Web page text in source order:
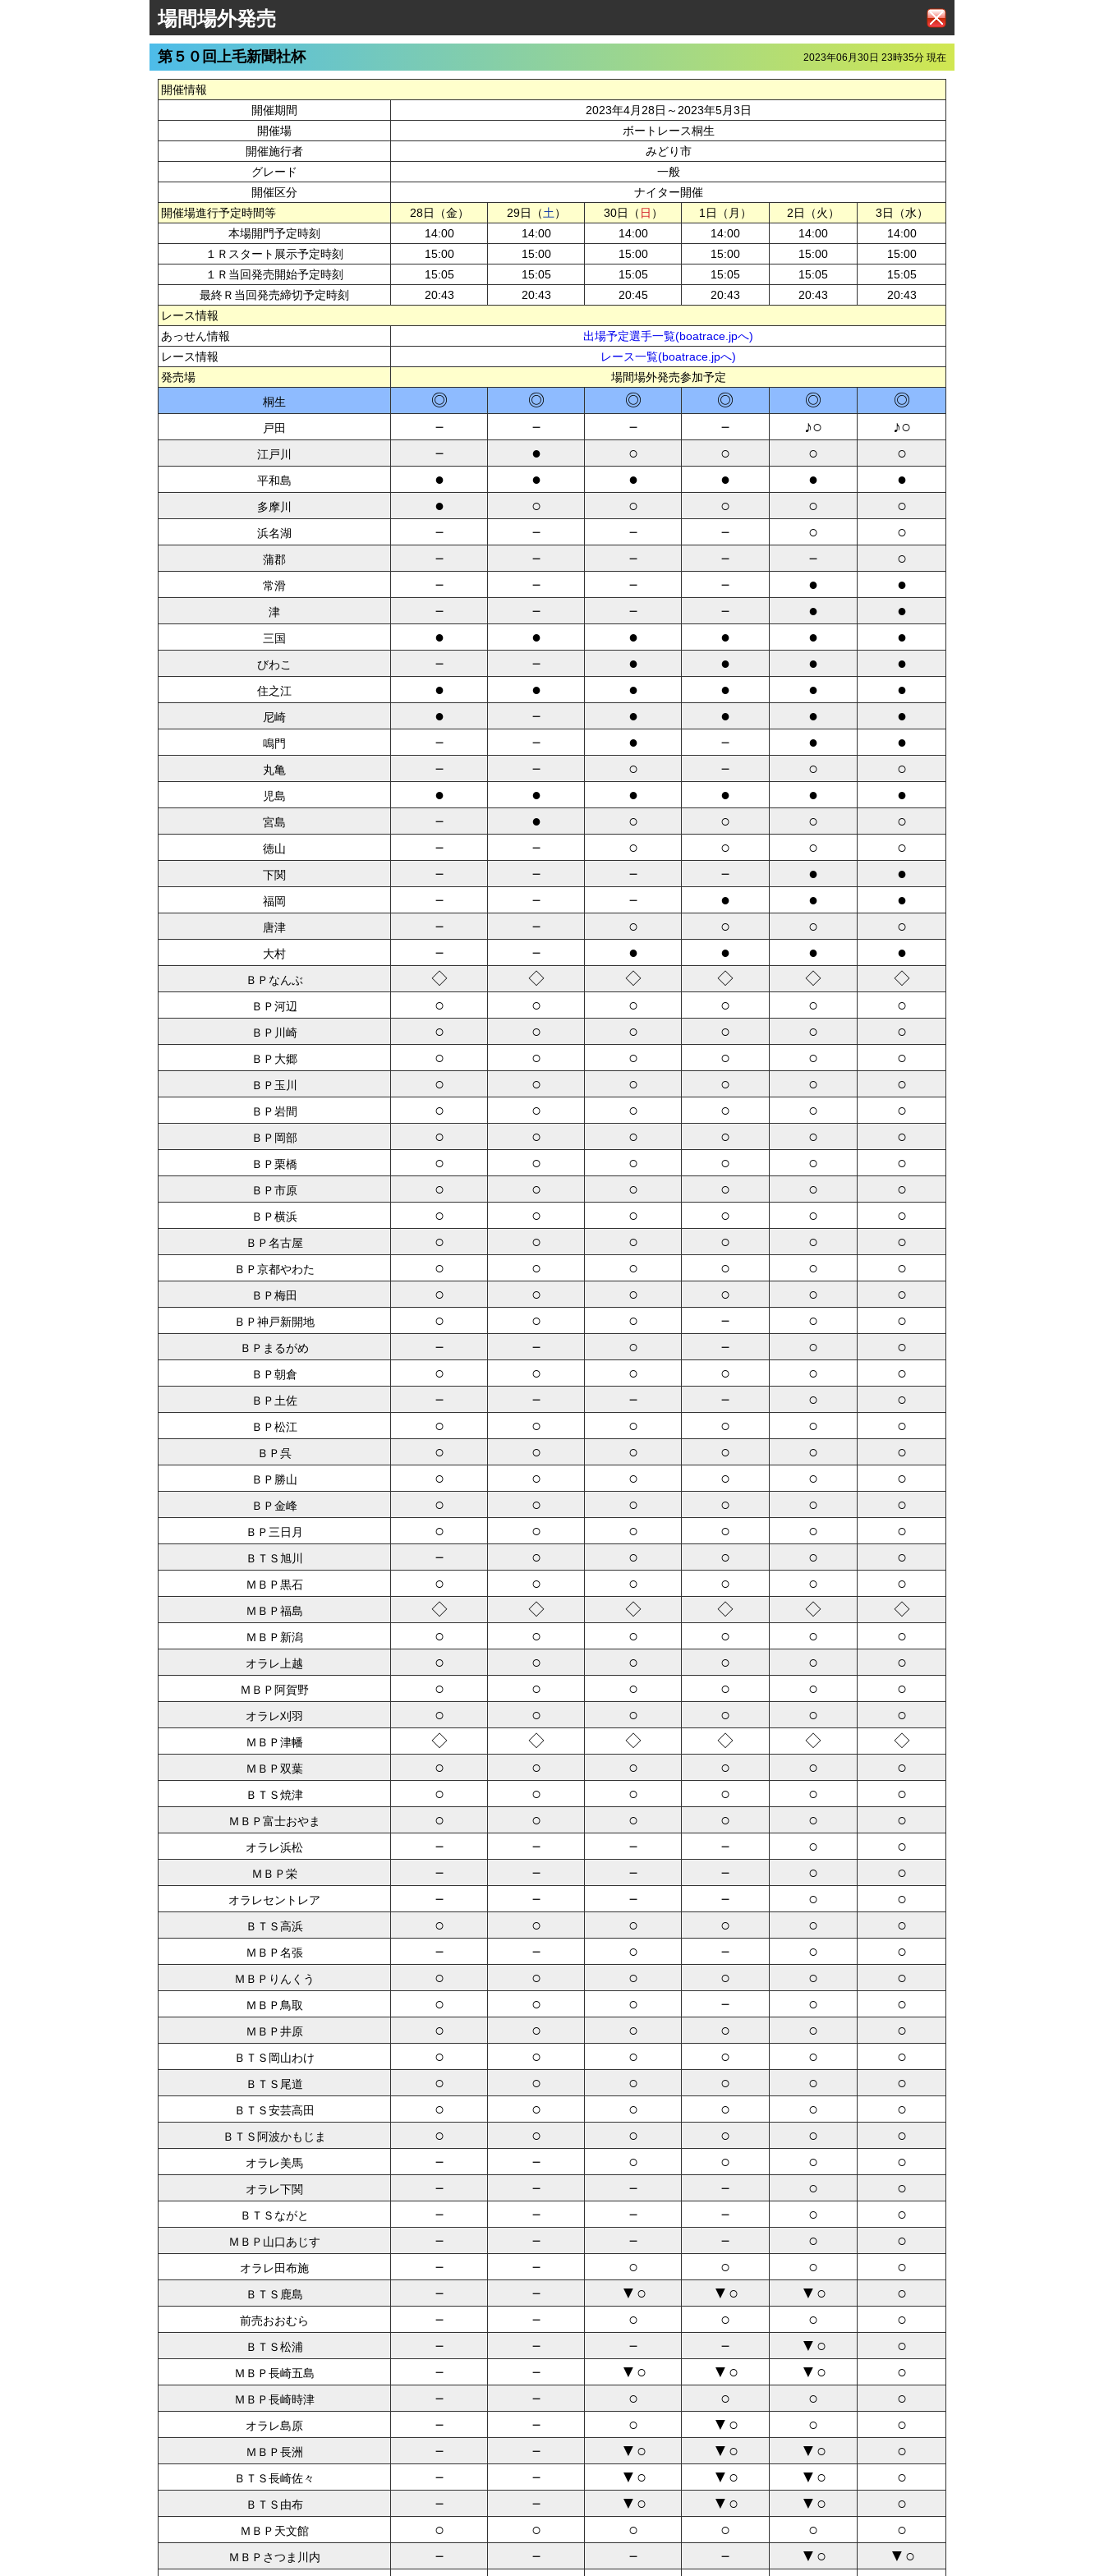
場間場外発売
2023年06月30日 23時35分 現在
第５０回上毛新聞社杯
開催情報
開催期間
2023年4月28日～2023年5月3日
開催場
ボートレース桐生
開催施行者
みどり市
グレード
一般
開催区分
ナイター開催
開催場進行予定時間等
28日（金） 29日（土） 30日（ 日 ） 1日（月） 2日（火）
3日（水）
本場開門予定時刻
14:00 14:00 14:00 14:00 14:00
14:00
１Ｒスタート展示予定時刻
15:00 15:00 15:00 15:00 15:00
15:00
１Ｒ当回発売開始予定時刻
15:05 15:05 15:05 15:05 15:05
15:05
最終Ｒ当回発売締切予定時刻
20:43 20:43 20:45 20:43 20:43
20:43
レース情報
あっせん情報
出場予定選手一覧(boatrace.jpへ)
レース情報
レース一覧(boatrace.jpへ)
発売場
場間場外発売参加予定
桐生
◎ ◎ ◎ ◎ ◎ ◎
戸田 － － － － ♪○ ♪○
江戸川 － ● ○ ○ ○ ○
平和島 ● ● ● ● ● ●
多摩川 ● ○ ○ ○ ○ ○
浜名湖 － － － － ○ ○
蒲郡 － － － － － ○
常滑 － － － － ● ●
津 － － － － ● ●
三国 ● ● ● ● ● ●
びわこ － － ● ● ● ●
住之江 ● ● ● ● ● ●
尼崎 ● － ● ● ● ●
鳴門 － － ● － ● ●
丸亀 － － ○ － ○ ○
児島 ● ● ● ● ● ●
宮島 － ● ○ ○ ○ ○
徳山 － － ○ ○ ○ ○
下関 － － － － ● ●
福岡 － － － ● ● ●
唐津 － － ○ ○ ○ ○
大村 － － ● ● ● ●
ＢＰなんぶ ◇ ◇ ◇ ◇ ◇ ◇
ＢＰ河辺 ○ ○ ○ ○ ○ ○
ＢＰ川崎 ○ ○ ○ ○ ○ ○
ＢＰ大郷 ○ ○ ○ ○ ○ ○
ＢＰ玉川 ○ ○ ○ ○ ○ ○
ＢＰ岩間 ○ ○ ○ ○ ○ ○
ＢＰ岡部 ○ ○ ○ ○ ○ ○
ＢＰ栗橋 ○ ○ ○ ○ ○ ○
ＢＰ市原 ○ ○ ○ ○ ○ ○
ＢＰ横浜 ○ ○ ○ ○ ○ ○
ＢＰ名古屋 ○ ○ ○ ○ ○ ○
ＢＰ京都やわた ○ ○ ○ ○ ○ ○
ＢＰ梅田 ○ ○ ○ ○ ○ ○
ＢＰ神戸新開地 ○ ○ ○ － ○ ○
ＢＰまるがめ － － ○ － ○ ○
ＢＰ朝倉 ○ ○ ○ ○ ○ ○
ＢＰ土佐 － － － － ○ ○
ＢＰ松江 ○ ○ ○ ○ ○ ○
ＢＰ呉 ○ ○ ○ ○ ○ ○
ＢＰ勝山 ○ ○ ○ ○ ○ ○
ＢＰ金峰 ○ ○ ○ ○ ○ ○
ＢＰ三日月 ○ ○ ○ ○ ○ ○
ＢＴＳ旭川 － ○ ○ ○ ○ ○
ＭＢＰ黒石 ○ ○ ○ ○ ○ ○
ＭＢＰ福島 ◇ ◇ ◇ ◇ ◇ ◇
ＭＢＰ新潟 ○ ○ ○ ○ ○ ○
オラレ上越 ○ ○ ○ ○ ○ ○
ＭＢＰ阿賀野 ○ ○ ○ ○ ○ ○
オラレ刈羽 ○ ○ ○ ○ ○ ○
ＭＢＰ津幡 ◇ ◇ ◇ ◇ ◇ ◇
ＭＢＰ双葉 ○ ○ ○ ○ ○ ○
ＢＴＳ焼津 ○ ○ ○ ○ ○ ○
ＭＢＰ富士おやま ○ ○ ○ ○ ○ ○
オラレ浜松 － － － － ○ ○
ＭＢＰ栄 － － － － ○ ○
オラレセントレア － － － － ○ ○
ＢＴＳ高浜 ○ ○ ○ ○ ○ ○
ＭＢＰ名張 － － ○ － ○ ○
ＭＢＰりんくう ○ ○ ○ ○ ○ ○
ＭＢＰ鳥取 ○ ○ ○ － ○ ○
ＭＢＰ井原 ○ ○ ○ ○ ○ ○
ＢＴＳ岡山わけ ○ ○ ○ ○ ○ ○
ＢＴＳ尾道 ○ ○ ○ ○ ○ ○
ＢＴＳ安芸高田 ○ ○ ○ ○ ○ ○
ＢＴＳ阿波かもじま ○ ○ ○ ○ ○ ○
オラレ美馬 － － ○ ○ ○ ○
オラレ下関 － － － － ○ ○
ＢＴＳながと － － － － ○ ○
ＭＢＰ山口あじす － － － － ○ ○
オラレ田布施 － － ○ ○ ○ ○
ＢＴＳ鹿島 － － ▼○ ▼○ ▼○ ○
前売おおむら － － ○ ○ ○ ○
ＢＴＳ松浦 － － － － ▼○ ○
ＭＢＰ長崎五島 － － ▼○ ▼○ ▼○ ○
ＭＢＰ長崎時津 － － ○ ○ ○ ○
オラレ島原 － － ○ ▼○ ○ ○
ＭＢＰ長洲 － － ▼○ ▼○ ▼○ ○
ＢＴＳ長崎佐々 － － ▼○ ▼○ ▼○ ○
ＢＴＳ由布 － － ▼○ ▼○ ▼○ ○
ＭＢＰ天文館 ○ ○ ○ ○ ○ ○
ＭＢＰさつま川内 － － － － ▼○
▼○